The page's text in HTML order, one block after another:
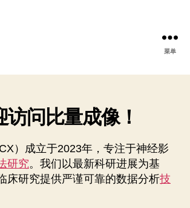
菜单
访问比量成像！
）成立于2023年，专注于神经影
研究。我们以最新科研进展为基
床研究提供严谨可靠的数据分析技